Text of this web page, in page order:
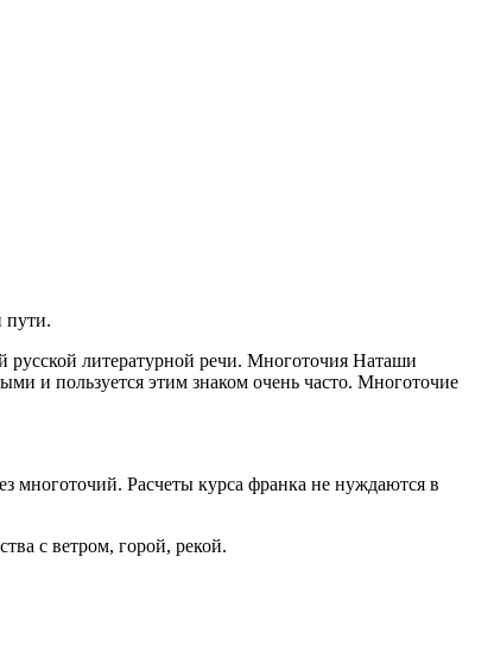
пути.
литературной речи. Многоточия Наташи
и пользуется этим знаком очень часто. Многоточие
многоточий. Расчеты курса франка не нуждаются в
с ветром, горой, рекой.